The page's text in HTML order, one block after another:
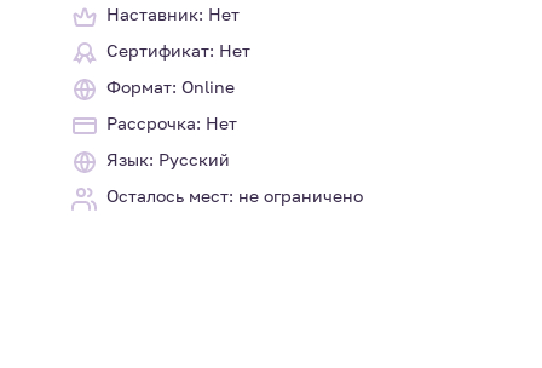
Наставник: Нет
Сертификат: Нет
Формат: Online
Рассрочка: Нет
Язык: Русский
Осталось мест: не ограничено